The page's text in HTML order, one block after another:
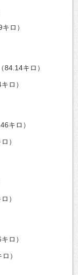
ロ）
キロ）
ロ）
キロ）
）
）
ロ）
）